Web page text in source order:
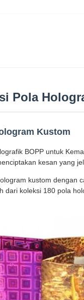
Pola
Kustom
BOPP untuk
kesan yang
kustom dengan
dari koleksi 180 pola